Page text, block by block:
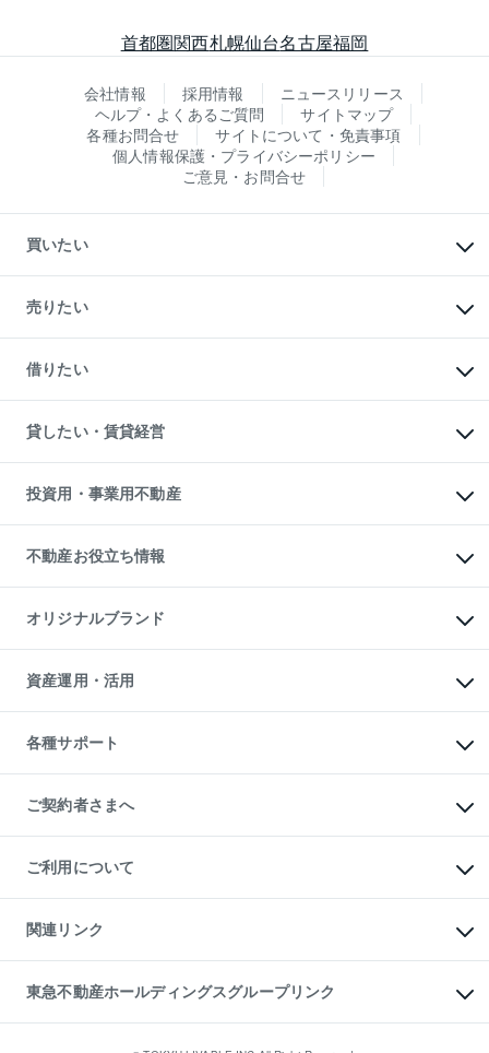
首都圏関西札幌仙台名古屋福岡
会社情報 採用情報
ニュースリリース
ヘルプ・よくあるご質問
サイトマップ
各種お問合せ
サイトについて・免責事項
個人情報保護・プライバシーポリシー
ご意見・お問合せ
買いたい
新築・分譲マンションの購入
中古マンションの購入
一戸建ての購入
中古一戸建ての購入
不動産購入の流れ
注目キーワード物件特集
購入ガイド
English 繁体中文簡体中文
売りたい
一戸建ての売却・査定
土地の売却・査定
スピードAI査定
不動産査定について
不動産売却の流れ
不動産買換えの流れ
売却ガイド
借りたい
オフィス・店舗の賃貸
借りるときの流れ
借りるガイド
貸したい・賃貸経営
マンション賃料データ
賃貸管理プラン
リロケーションについて
貸すガイド
投資用・事業用不動産
事業用不動産
マンション投資
投資用マンション
アパート経営
収益物件
ビル購入（ビル一棟）
投資用不動産の売却査定
事業用不動産の売却査定
不動産お役立ち情報
マンションライブラリー
人気マンションランキング
暮らしに役立つ不動産メディア
不動産相場・不動産価格情報
不動産コラム・ニュース
不動産用語集
不動産なんでもネット相談室
住まいの税金
オリジナルブランド
一棟リノベーションマンション
L`GENTE（ルジェンテ）
区分リノベーションマンション
投資用一棟レジデンスWELL
不動産小口投資
LEGACIA（レガシア）
資産運用・活用
不動産M&A
アセットマネジメント・出資
各種サポート
相続サポート
リフォームサポート
ご契約者さまへ
ご紹介・再契約特典
入居者様専用-各種ご案内（賃貸）
東急こすもす会「こすもすWeb」
ご利用について
金融商品取引について
東急リバブル ソーシャルメディアポリシー
ご意見・お問い合わせ（金融商品取引専用の相談・お問い合わせ窓口）
ダイレクトメール（郵送物）・Eメールなどの送付停止について
関連リンク
これからご結婚される方に東急百貨店のブライダルクラブ
人材サービスのご用命は 東急リバブルスタッフ株式会社まで
東北の逸品を贈ります 東北すぐれものセレクション
東急不動産ホールディングスグループリンク
東急コミュニティー